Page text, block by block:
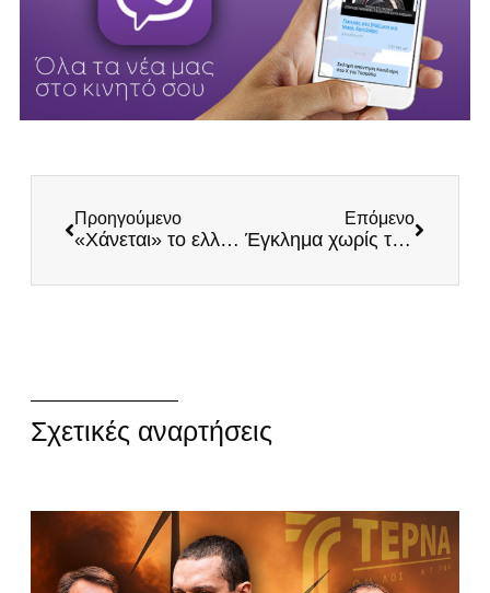
Προηγούμενο
«Χάνεται» το ελληνικό αίμα: Αρνητικό ρεκόρ στην συρρίκνωση του αριθμού των Ελλήνων το γένος το 2020
Επόμενο
Έγκλημα χωρίς τιμωρία στην Ανατολική Αττική
Σχετικές αναρτήσεις